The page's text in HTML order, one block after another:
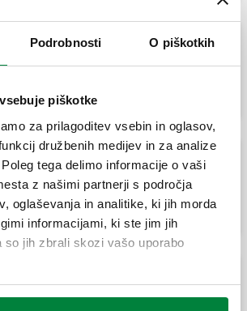
Podrobnosti O piškotkih
piškotke
za prilagoditev vsebin in oglasov,
družbenih medijev in za analize
tega delimo informacije o vaši
z našimi partnerji s področja
oglaševanja in analitike, ki jih morda
informacijami, ki ste jim jih
so jih zbrali skozi vašo uporabo
Avtomatski odzračevalni lonček.
Avtomatski odzračevalni lonček.